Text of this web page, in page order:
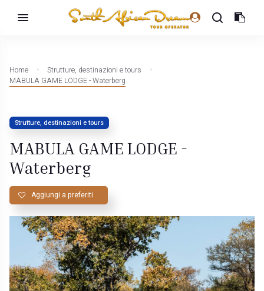
Home
Strutture, destinazioni e tours
MABULA GAME LODGE - Waterberg
Strutture, destinazioni e tours
MABULA GAME LODGE -
Waterberg
Aggiungi a preferiti